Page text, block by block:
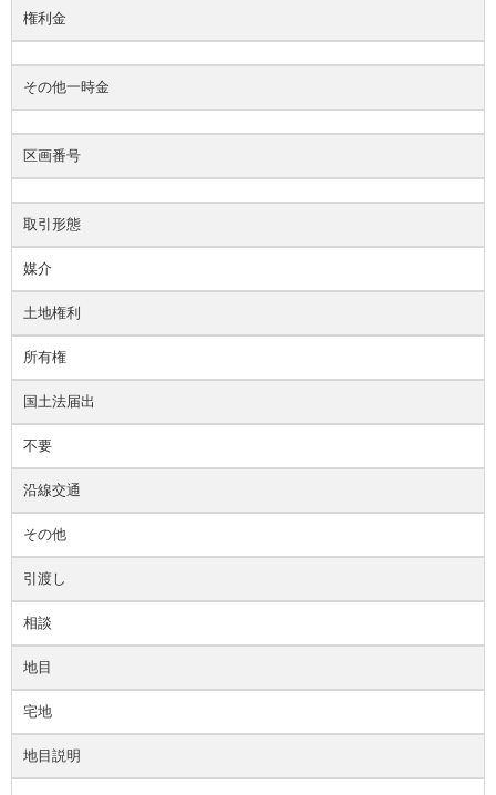
権利金
その他一時金
区画番号
取引形態
媒介
土地権利
所有権
国土法届出
不要
沿線交通
その他
引渡し
相談
地目
宅地
地目説明